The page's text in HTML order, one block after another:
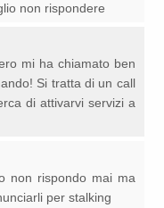
non rispondere
mi ha chiamato ben
Si tratta di un call
di attivarvi servizi a
non rispondo mai ma
per stalking